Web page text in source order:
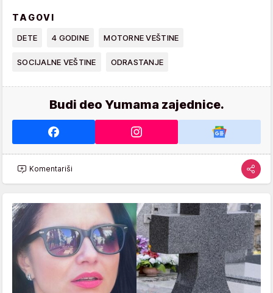
TAGOVI
DETE 4 GODINE MOTORNE VEŠTINE
SOCIJALNE VEŠTINE ODRASTANJE
Budi deo Yumama zajednice.
Komentariši